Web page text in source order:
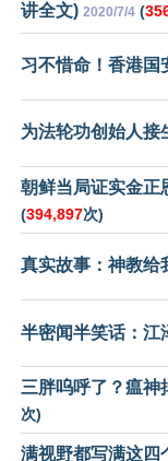
讲全文) 2020/7/4 (
习不惜命！香港国
为法轮功创始人接
朝鲜当局证实金正
(394,897次)
真实故事：神教给
半密闻半笑话：江
三胖呜呼了？瘟神
次)
满视野都写满这四